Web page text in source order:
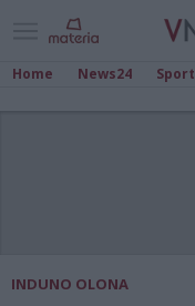
Home News24 Sport
INDUNO OLONA